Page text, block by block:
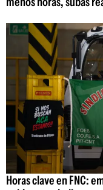
Horas clave en FNC: